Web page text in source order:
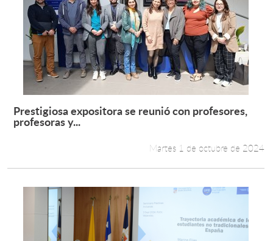
Leer más +
Prestigiosa expositora se reunió con profesores,
profesoras y...
Martes 1 de octubre de 2024